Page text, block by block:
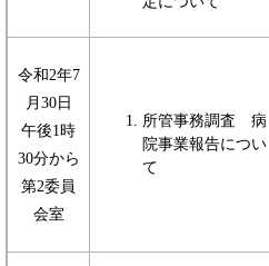
令和2年7
月30日
午後1時
30分から
第2委員
会室
所管事務調査 病
院事業報告につい
て